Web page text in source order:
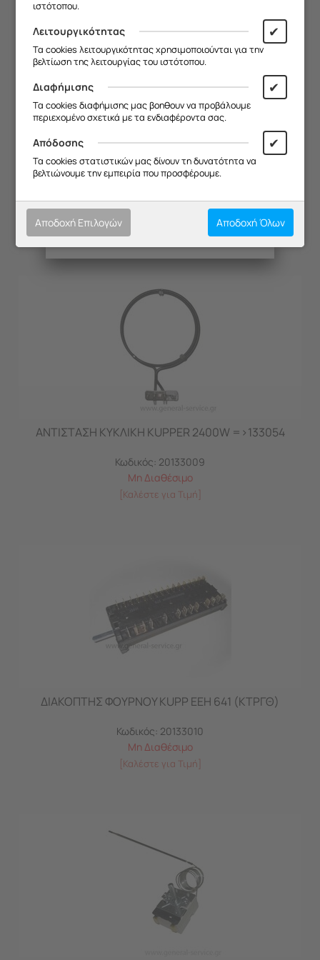
ΚΙΝΗΤΗΡΑΣ AG KUPPER EEH 670
Διαθέσιμο
ΑΝΤΙΣΤΑΣΗ ΚΥΚΛΙΚΗ KUPPER 2400W =>133054
Κωδικός: 20133009
Μη Διαθέσιμο
[Καλέστε για Τιμή]
ΔΙΑΚΟΠΤΗΣ ΦΟΥΡΝΟΥ KUPP EEH 641 (ΚΤΡΓΘ)
Κωδικός: 20133010
Μη Διαθέσιμο
[Καλέστε για Τιμή]
ιστότοπου.
Λειτουργικότητας ✔
Τα cookies λειτουργικότητας χρησιμοποιούνται για την
βελτίωση της λειτουργίας του ιστότοπου.
Διαφήμισης ✔
Τα cookies διαφήμισης μας βοηθουν να προβάλουμε
περιεχομένο σχετικά με τα ενδιαφέροντα σας.
Απόδοσης ✔
Τα cookies στατιστικών μας δίνουν τη δυνατότητα να
βελτιώνουμε την εμπειρία που προσφέρουμε.
Αποδοχή Επιλογών Αποδοχή Όλων
Σας ευχαριστούμε για την
κατανόηση και σας ευχόμαστε καλό
καλοκαίρι!
Θα θέλαμε να σας ενημερώσουμε ότι
η επιχείρησή μας θα παραμείνει
κλειστή από13/08 έως και 18/08
Θα είμαστε ξανά κοντά σας από
19/08.
κατανόηση και σας ευχόμαστε καλό